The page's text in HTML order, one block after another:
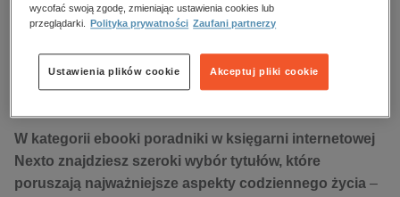
edukacja
komputery, internet, technologie, informatyka
kobiece, lifestyle, kultura
polityka, społeczno-informacyjne
psychologiczne
inne
W kategorii ebooki poradniki w księgarni internetowej
Nexto znajdziesz szeroki wybór tytułów, które
poruszają najważniejsze aspekty codziennego życia –
Brak produktów.
wycofać swoją zgodę, zmieniając ustawienia cookies lub
przeglądarki.
Polityka prywatności Zaufani partnerzy
Akceptuj pliki cookie
Ustawienia plików cookie